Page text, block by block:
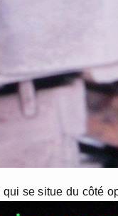
se situe du côté